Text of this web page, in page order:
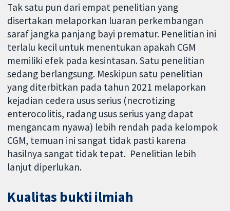
Tak satu pun dari empat penelitian yang
disertakan melaporkan luaran perkembangan
saraf jangka panjang bayi prematur. Penelitian ini
terlalu kecil untuk menentukan apakah CGM
memiliki efek pada kesintasan. Satu penelitian
sedang berlangsung. Meskipun satu penelitian
yang diterbitkan pada tahun 2021 melaporkan
kejadian cedera usus serius (necrotizing
enterocolitis, radang usus serius yang dapat
mengancam nyawa) lebih rendah pada kelompok
CGM, temuan ini sangat tidak pasti karena
hasilnya sangat tidak tepat. Penelitian lebih
lanjut diperlukan.
Kualitas bukti ilmiah